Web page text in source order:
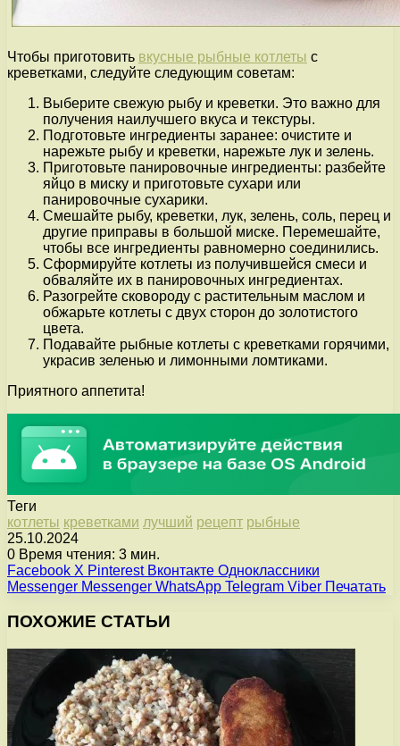
Чтобы приготовить вкусные рыбные котлеты с
креветками, следуйте следующим советам:
Выберите свежую рыбу и креветки. Это важно для
получения наилучшего вкуса и текстуры.
Подготовьте ингредиенты заранее: очистите и
нарежьте рыбу и креветки, нарежьте лук и зелень.
Приготовьте панировочные ингредиенты: разбейте
яйцо в миску и приготовьте сухари или
панировочные сухарики.
Смешайте рыбу, креветки, лук, зелень, соль, перец и
другие приправы в большой миске. Перемешайте,
чтобы все ингредиенты равномерно соединились.
Сформируйте котлеты из получившейся смеси и
обваляйте их в панировочных ингредиентах.
Разогрейте сковороду с растительным маслом и
обжарьте котлеты с двух сторон до золотистого
цвета.
Подавайте рыбные котлеты с креветками горячими,
украсив зеленью и лимонными ломтиками.
Приятного аппетита!
Теги
котлеты креветками лучший рецепт рыбные
25.10.2024
0 Время чтения: 3 мин.
Facebook X Pinterest Вконтакте Одноклассники
Messenger Messenger WhatsApp Telegram Viber Печатать
ПОХОЖИЕ СТАТЬИ